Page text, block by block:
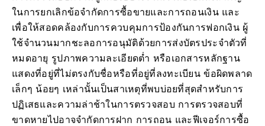
ในการยกเลิกข้อจำกัดการซื้อขายและการถอนเงิน และ
เพื่อให้สอดคล้องกับการควบคุมการป้องกันการฟอกเงิน ผู้
ใช้จำนวนมากชะลอการอนุมัติด้วยการส่งบัตรประจำตัวที่
หมดอายุ รูปภาพความละเอียดต่ำ หรือเอกสารหลักฐาน
แสดงที่อยู่ที่ไม่ตรงกับชื่อหรือที่อยู่ที่ลงทะเบียน ข้อผิดพลาด
เล็กๆ น้อยๆ เหล่านั้นเป็นสาเหตุที่พบบ่อยที่สุดสำหรับการ
ปฏิเสธและความล่าช้าในการตรวจสอบ การตรวจสอบที่
ขาดหายไปอาจจำกัดการฝาก การถอน และฟีเจอร์การซื้อ